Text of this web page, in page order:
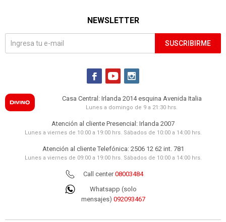
NEWSLETTER
SUSCRIBIRME
  
Casa Central: Irlanda 2014 esquina Avenida Italia
Lunes a domingo de 9 a 21:30 hrs.
Atención al cliente Presencial: Irlanda 2007
Lunes a viernes de 10:00 a 19:00 hrs. Sábados de 10:00 a 14:00 hrs.
Atención al cliente Telefónica: 2506 12 62 int. 781
Lunes a viernes de 09:00 a 19:00 hrs. Sábados de 10:00 a 14:00 hrs.
Call center08003484
Whatsapp (solo
mensajes) 092093467